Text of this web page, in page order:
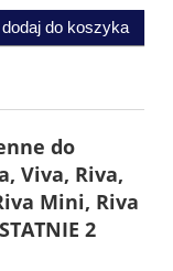
dodaj do koszyka
do
Viva, Riva,
Mini, Riva
2